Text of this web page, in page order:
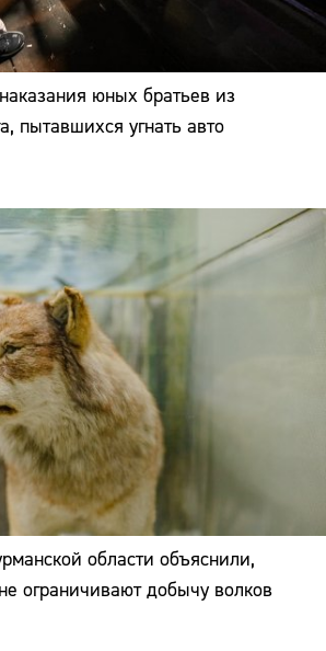
юных братьев из
пытавшихся угнать авто
области объяснили,
ограничивают добычу волков